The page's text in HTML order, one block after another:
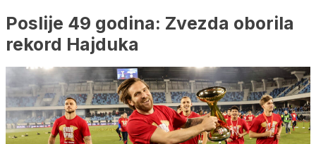
Poslije 49 godina: Zvezda oborila
rekord Hajduka